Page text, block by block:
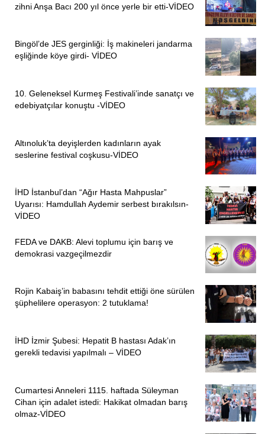
zihni Anşa Bacı 200 yıl önce yerle bir etti-VİDEO
Bingöl’de JES gerginliği: İş makineleri jandarma
eşliğinde köye girdi- VİDEO
10. Geleneksel Kurmeş Festivali’inde sanatçı ve
edebiyatçılar konuştu -VİDEO
Altınoluk’ta deyişlerden kadınların ayak
seslerine festival coşkusu-VİDEO
İHD İstanbul’dan “Ağır Hasta Mahpuslar”
Uyarısı: Hamdullah Aydemir serbest bırakılsın-
VİDEO
FEDA ve DAKB: Alevi toplumu için barış ve
demokrasi vazgeçilmezdir
Rojin Kabaiş’in babasını tehdit ettiği öne sürülen
şüphelilere operasyon: 2 tutuklama!
İHD İzmir Şubesi: Hepatit B hastası Adak’ın
gerekli tedavisi yapılmalı – VİDEO
Cumartesi Anneleri 1115. haftada Süleyman
Cihan için adalet istedi: Hakikat olmadan barış
olmaz-VİDEO